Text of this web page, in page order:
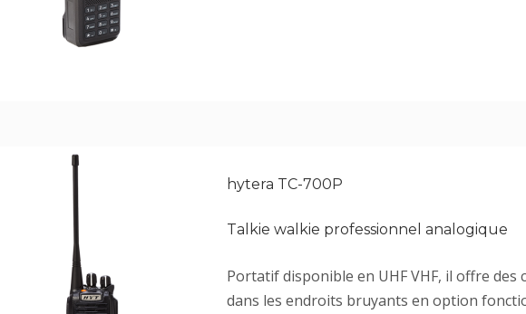
hytera TC-700P
Talkie walkie professionnel analogique
Portatif disponible en UHF VHF, il offre des
dans les endroits bruyants en option